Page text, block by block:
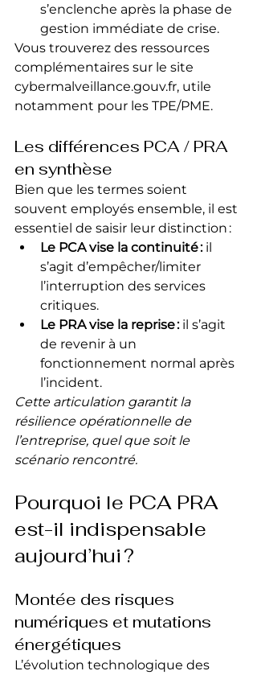
s’enclenche après la phase de
gestion immédiate de crise.
Vous trouverez des ressources
complémentaires sur le site
cybermalveillance.gouv.fr, utile
notamment pour les TPE/PME.
Les différences PCA / PRA
en synthèse
Bien que les termes soient
souvent employés ensemble, il est
essentiel de saisir leur distinction :
Le PCA vise la continuité : il
s’agit d’empêcher/limiter
l’interruption des services
critiques.
Le PRA vise la reprise : il s’agit
de revenir à un
fonctionnement normal après
l’incident.
Cette articulation garantit la
résilience opérationnelle de
l’entreprise, quel que soit le
scénario rencontré.
Pourquoi le PCA PRA
est-il indispensable
aujourd’hui ?
Montée des risques
numériques et mutations
énergétiques
L’évolution technologique des